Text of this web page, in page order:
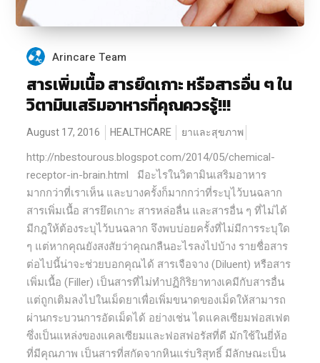
Arincare Team
สารเพิ่มเนื้อ สารยึดเกาะ หรือสารอื่น ๆ ใน
วิตามินเสริมอาหารที่คุณควรรู้!!!
August 17, 2016 HEALTHCARE ยาและสุขภาพ
http://nbestourous.blogspot.com/2014/05/chemical-
receptor-in-brain.html มีอะไรในวิตามินเสริมอาหาร
มากกว่าที่เราเห็น และบางครั้งก็มากกว่าที่ระบุไว้บนฉลาก
สารเพิ่มเนื้อ สารยึดเกาะ สารหล่อลื่น และสารอื่น ๆ ที่ไม่ได้
มีกฎให้ต้องระบุไว้บนฉลาก จึงพบบ่อยครั้งที่ไม่มีการระบุใด
ๆ แต่หากคุณยังสงสัยว่าคุณกลืนอะไรลงไปบ้าง รายชื่อสาร
ต่อไปนี้น่าจะช่วยบอกคุณได้ สารเจือจาง (Diluent) หรือสาร
เพิ่มเนื้อ (Filler) เป็นสารที่ไม่ทำปฏิกิริยาทางเคมีกับสารอื่น
แต่ถูกเติมลงไปในเม็ดยาเพื่อเพิ่มขนาดของเม็ดให้สามารถ
ผ่านกระบวนการอัดเม็ดได้ อย่างเช่น ไดแคลเซียมฟอสเฟต
ซึ่งเป็นแหล่งของแคลเซียมและฟอสฟอรัสที่ดี มักใช้ในยี่ห้อ
ที่มีคุณภาพ เป็นสารที่สกัดจากหินแร่บริสุทธิ์ มีลักษณะเป็น